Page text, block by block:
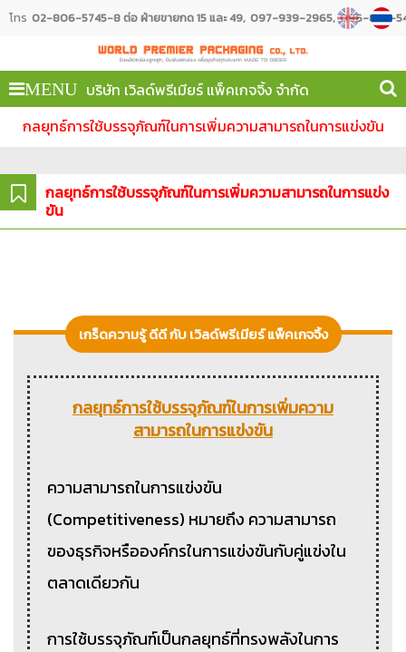
โทร 02-806-5745-8 ต่อ ฝ่ายขายกด 15 และ 49 097-939-2965 096-887-
MENU บริษัท เวิลด์พรีเมียร์ แพ็คเกจจิ้ง จำกัด
กลยุทธ์การใช้บรรจุภัณฑ์ในการเพิ่มความสามารถในการแข่งขัน
กลยุทธ์การใช้บรรจุภัณฑ์ในการเพิ่มความสามารถในการแข่ง
ขัน
เกร็ดความรู้ ดีดี กับ เวิลด์พรีเมียร์ แพ็คเกจจิ้ง
กลยุทธ์การใช้บรรจุภัณฑ์ในการเพิ่มความ
สามารถในการแข่งขัน
ความสามารถในการแข่งขัน
(Competitiveness) หมายถึง ความสามารถ
ของธุรกิจหรือองค์กรในการแข่งขันกับคู่แข่งใน
ตลาดเดียวกัน
การใช้บรรจุภัณฑ์เป็นกลยุทธ์ที่ทรงพลังในการ